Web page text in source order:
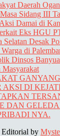
Daerah
Sidang III
Damai di
Eks HGU
Desak
di
Dinsos
Masyarakat
AKSI DI
DAN
NYA.
Editorial by